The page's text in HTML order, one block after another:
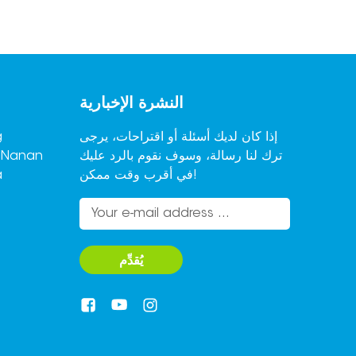
النشرة الإخبارية
إذا كان لديك أسئلة أو اقتراحات، يرجى
ترك لنا رسالة، وسوف نقوم بالرد عليك
في أقرب وقت ممكن!
يُقدِّم